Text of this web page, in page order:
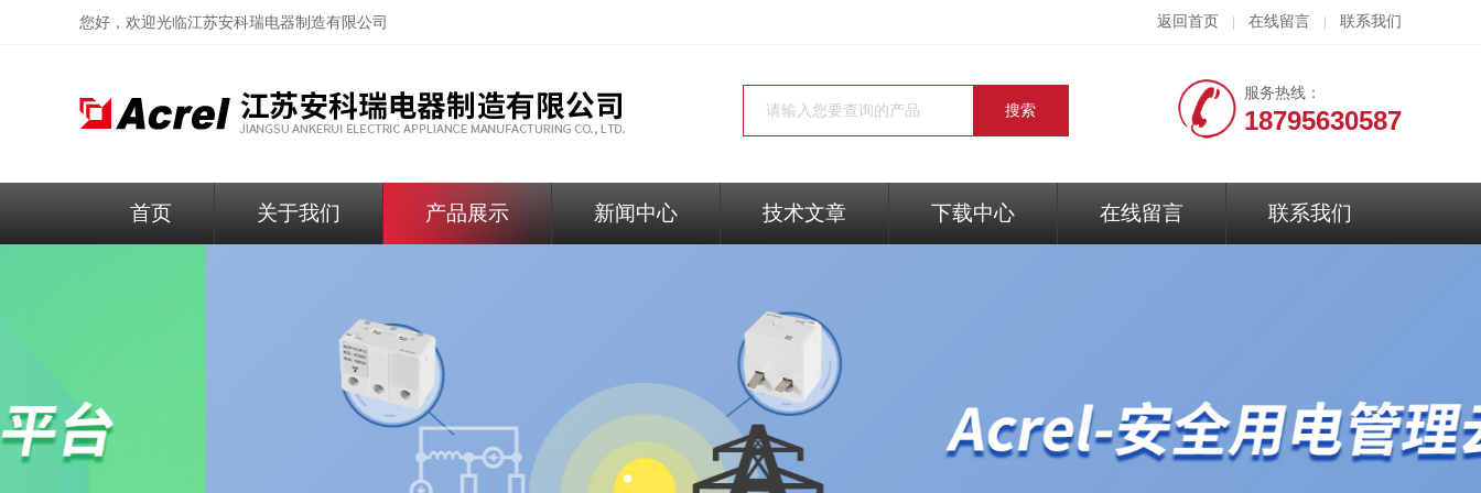
您好，欢迎光临江苏安科瑞电器制造有限公司 返回首页 在线留言 联系我们
服务热线：
18795630587
首页 关于我们 产品展示 新闻中心 技术文章 下载中心 在线留言 联系我们